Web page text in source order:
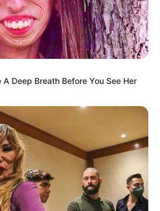
จำเดือนตุลาคม 2562 โดย อ.คฑา ชิน
A Deep Breath Before You See Her